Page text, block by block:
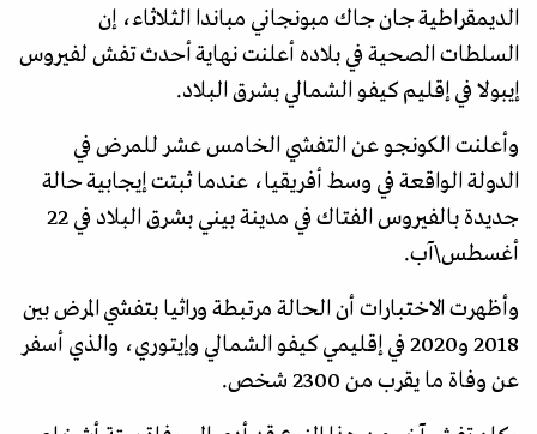
الديمقراطية جان جاك مبونجاني مباندا الثلاثاء، إن
السلطات الصحية في بلاده أعلنت نهاية أحدث تفش لفيروس
إيبولا في إقليم كيفو الشمالي بشرق البلاد.
وأعلنت الكونجو عن التفشي الخامس عشر للمرض في
الدولة الواقعة في وسط أفريقيا، عندما ثبتت إيجابية حالة
جديدة بالفيروس الفتاك في مدينة بيني بشرق البلاد في 22
أغسطس\آب.
وأظهرت الاختبارات أن الحالة مرتبطة وراثيا بتفشي المرض بين
2018 و2020 في إقليمي كيفو الشمالي وإيتوري، والذي أسفر
عن وفاة ما يقرب من 2300 شخص.